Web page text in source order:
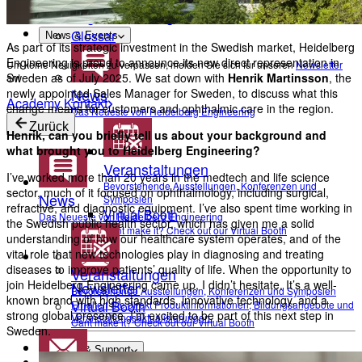
Academy Kontakt
News & Events
News
Das Neueste von Heidelberg Engineering
Veranstaltungen
Bevorstehende Ausstellungen, Konferenzen und
Symposien
Virtual Booth
Cant make it? Check out our Virtual Booth
Newsletter
Erhalten Sie direkt Produktinformationen, Bildungsangebote und
Veranstaltungsaktualisierungen.
Service & Support
Augenerkrankungen
Glossar
Um keine Neuigkeiten zu verpassen, melden Sie sich für unserenNewsletter
an!
Academy Kontakt
Zurück
News
Das Neueste von Heidelberg Engineering
Veranstaltungen
Bevorstehende Ausstellungen, Konferenzen und Symposien
Virtual Booth
Cant make it? Check out our Virtual Booth
As part of its strategic investment in the Swedish market, Heidelberg
Engineering is proud to announce its new direct representation in
Sweden as of July 2025. We sat down with Henrik Martinsson, the
newly appointed Sales Manager for Sweden, to discuss what this
change means for customers and ophthalmic care in the region.
Henrik, can you briefly tell us about your background and
what brought you to Heidelberg Engineering?
I’ve worked more than 20 years in the medtech and life science
sector, much of it focused on ophthalmology, including surgical,
refractive, and diagnostic equipment. I’ve also spent time working in
the Swedish public health sector, which has given me a solid
understanding of how our healthcare system operates, and of the
vital role that new technologies play in diagnosing and treating
diseases to improve patients’ quality of life. When the opportunity to
join Heidelberg Engineering came up, I didn’t hesitate. It’s a well-
known brand with high standards, innovative technology, and a
strong global presence. I’m excited to be part of this next step in
Sweden.